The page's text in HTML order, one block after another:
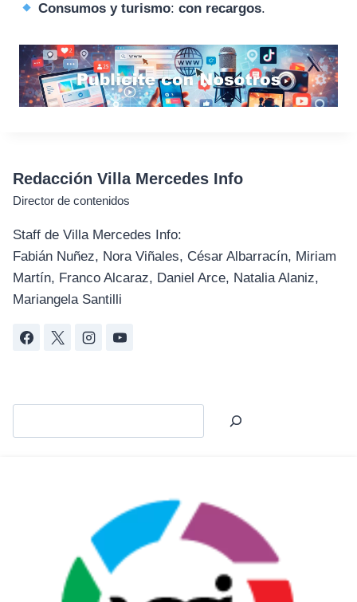
Consumos y turismo:con recargos.
Redacción Villa Mercedes Info
Director de contenidos
Staff de Villa Mercedes Info:
Fabián Nuñez, Nora Viñales, César Albarracín, Miriam
Martín, Franco Alcaraz, Daniel Arce, Natalia Alaniz,
Mariangela Santilli